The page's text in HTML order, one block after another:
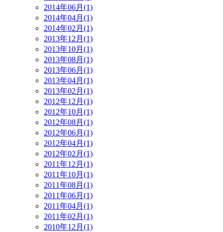
2014年06月(1)
2014年04月(1)
2014年02月(1)
2013年12月(1)
2013年10月(1)
2013年08月(1)
2013年06月(1)
2013年04月(1)
2013年02月(1)
2012年12月(1)
2012年10月(1)
2012年08月(1)
2012年06月(1)
2012年04月(1)
2012年02月(1)
2011年12月(1)
2011年10月(1)
2011年08月(1)
2011年06月(1)
2011年04月(1)
2011年02月(1)
2010年12月(1)